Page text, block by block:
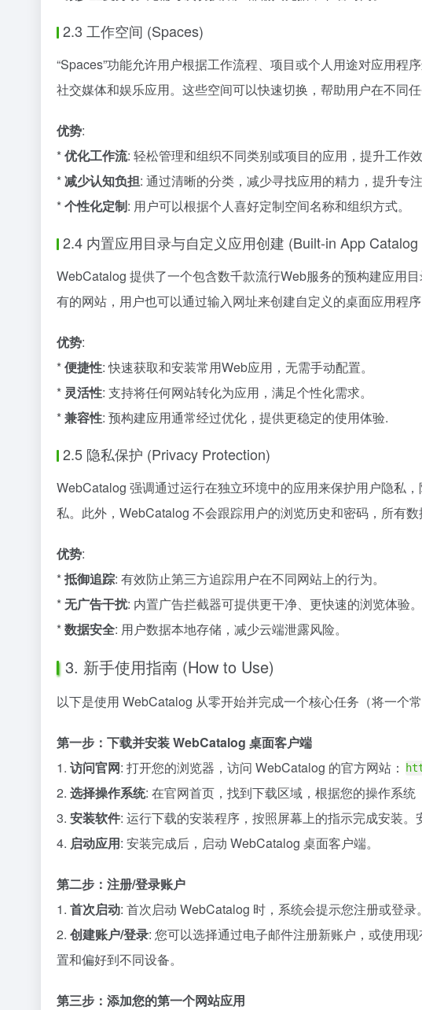
2.3 工作空间 (Spaces)
“Spaces”功能允许用户根据工作流程、项目或个人用途对应用程
社交媒体和娱乐应用。这些空间可以快速切换，帮助用户在不同
优势:
*优化工作流: 轻松管理和组织不同类别或项目的应用，提升工作效
*减少认知负担: 通过清晰的分类，减少寻找应用的精力，提升专注
*个性化定制: 用户可以根据个人喜好定制空间名称和组织方式。
2.4 内置应用目录与自定义应用创建 (Built-in App
WebCatalog 提供了一个包含数千款流行Web服务的预构建应用
有的网站，用户也可以通过输入网址来创建自定义的桌面应用程序
优势:
*便捷性: 快速获取和安装常用Web应用，无需手动配置。
* 灵活性: 支持将任何网站转化为应用，满足个性化需求。
*兼容性: 预构建应用通常经过优化，提供更稳定的使用体验.
2.5 隐私保护 (Privacy Protection)
WebCatalog 强调通过运行在独立环境中的应用来保护用户隐私
私。此外，WebCatalog 不会跟踪用户的浏览历史和密码，所有数
优势:
*抵御追踪: 有效防止第三方追踪用户在不同网站上的行为。
*无广告干扰: 内置广告拦截器可提供更干净、更快速的浏览体验。
*数据安全: 用户数据本地存储，减少云端泄露风险。
3. 新手使用指南 (How to Use)
以下是使用 WebCatalog 从零开始并完成一个核心任务（将一个
第一步：下载并安装 WebCatalog 桌面客户端
1. 访问官网: 打开您的浏览器，访问 WebCatalog 的官方网站：
2. 选择操作系统: 在官网首页，找到下载区域，根据您的操作系
3. 安装软件: 运行下载的安装程序，按照屏幕上的指示完成安装。
4. 启动应用: 安装完成后，启动 WebCatalog 桌面客户端。
第二步：注册/登录账户
1. 首次启动: 首次启动 WebCatalog 时，系统会提示您注册或登录。
2. 创建账户/登录: 您可以选择通过电子邮件注册新账户，或使用
置和偏好到不同设备。
第三步：添加您的第一个网站应用